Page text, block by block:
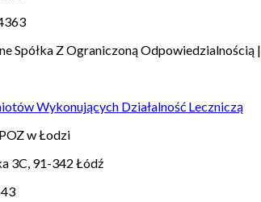
Spółka Z Ograniczoną Odpowiedzialnością |
Wykonujących Działalność Leczniczą
w Łodzi
3C, 91-342 Łódź